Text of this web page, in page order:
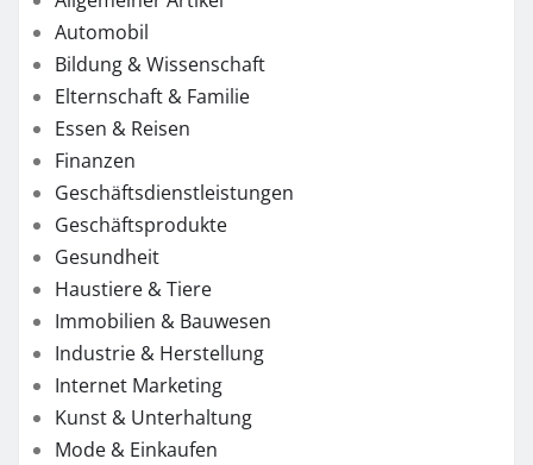
Automobil
Bildung & Wissenschaft
Elternschaft & Familie
Essen & Reisen
Finanzen
Geschäftsdienstleistungen
Geschäftsprodukte
Gesundheit
Haustiere & Tiere
Immobilien & Bauwesen
Industrie & Herstellung
Internet Marketing
Kunst & Unterhaltung
Mode & Einkaufen